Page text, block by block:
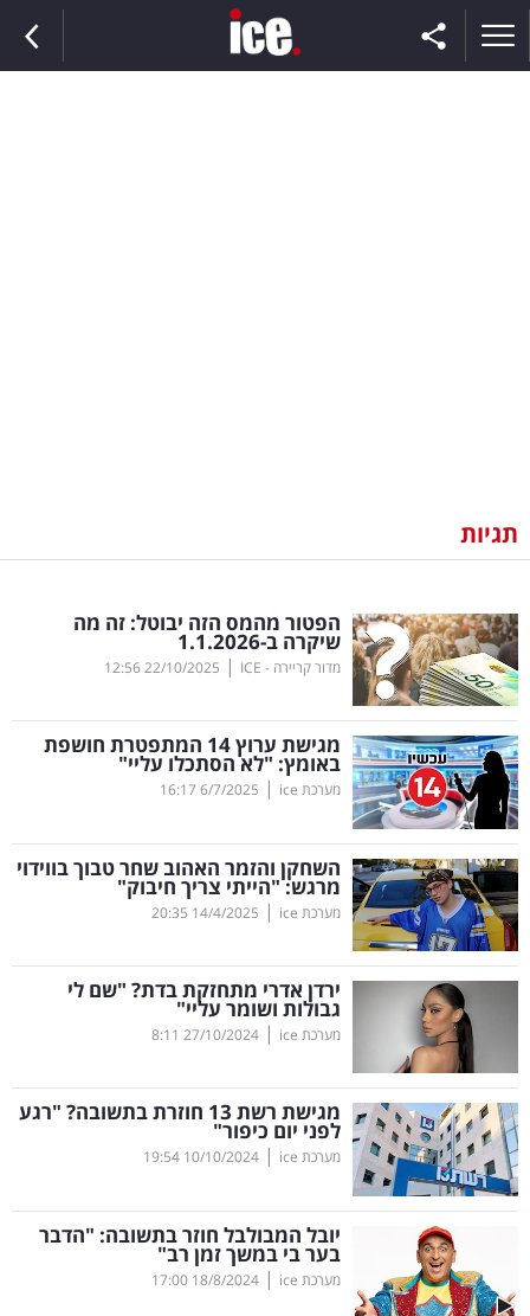
וצרכנות
דיגיטל
וטק
שיווק
ופרסום
משפט
מדדים
ומחקרים
דעות
רכילות
עסקית
קריפטו
ויראלי
טלוויזיה
עסקי
תגיות
הפטור מהמס הזה יבוטל: זה מה
שיקרה ב-1.1.2026
מדור קריירה - ICE |
22/10/2025
12:56
מגישת ערוץ 14 המתפטרת חושפת
באומץ: "לא הסתכלו עליי"
מערכת ice |
6/7/2025
16:17
השחקן והזמר האהוב שחר טבוך בווידוי
מרגש: "הייתי צריך חיבוק"
מערכת ice |
14/4/2025
20:35
ירדן אדרי מתחזקת בדת? "שם לי
גבולות ושומר עליי"
מערכת ice |
27/10/2024
8:11
מגישת רשת 13 חוזרת בתשובה? "רגע
לפני יום כיפור"
מערכת ice |
10/10/2024
19:54
יובל המבולבל חוזר בתשובה: "הדבר
בער בי במשך זמן רב"
מערכת ice |
18/8/2024
17:00